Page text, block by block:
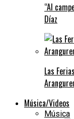
“Al
Díaz
Las
Música/Videos
Música